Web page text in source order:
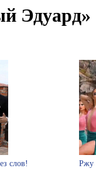
Эдуард»
слов!
Ржу